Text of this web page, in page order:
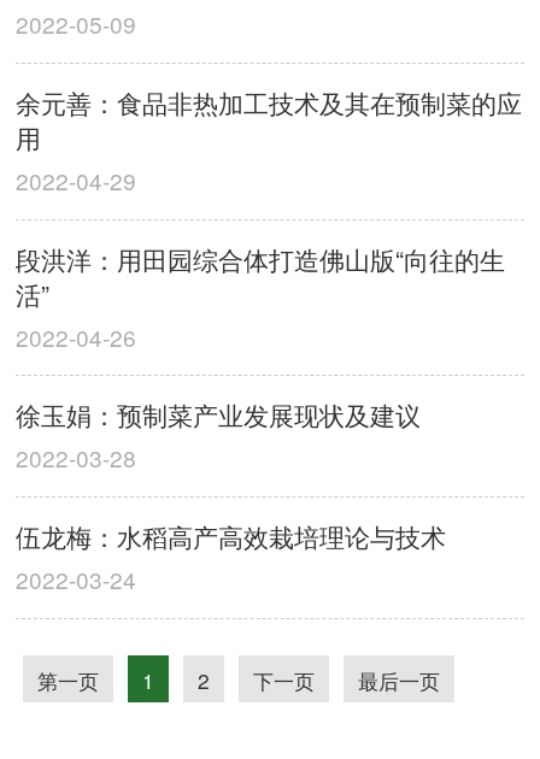
2022-05-09
余元善：食品非热加工技术及其在预制菜的应
用
2022-04-29
段洪洋：用田园综合体打造佛山版“向往的生
活”
2022-04-26
徐玉娟：预制菜产业发展现状及建议
2022-03-28
伍龙梅：水稻高产高效栽培理论与技术
2022-03-24
第一页 1 2 下一页 最后一页